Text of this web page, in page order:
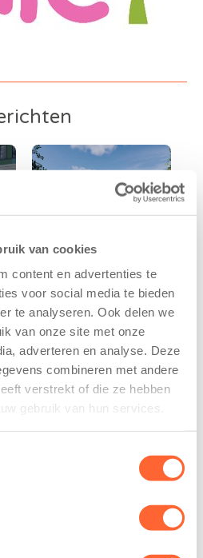
van cookies
content en advertenties te
voor social media te bieden
te analyseren. Ook delen we
van onze site met onze
adverteren en analyse. Deze
combineren met andere
verstrekt of die ze hebben
gebruik van hun services.
Kids First
tekent
koopcontract
voor nieuw
kindcentrum in
wijk Wiarda in
Leeuwarden
11 juni 2026